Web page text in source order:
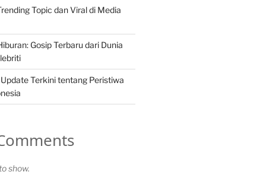
Topic dan Viral di Media
Gosip Terbaru dari Dunia
Terkini tentang Peristiwa
show.